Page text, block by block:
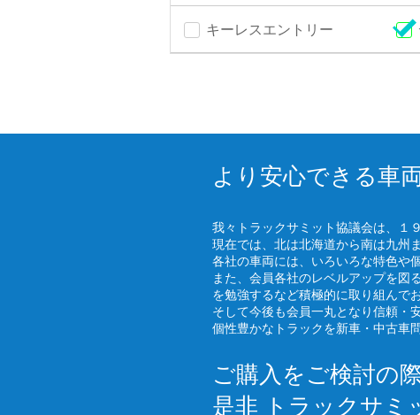
キーレスエントリー
より安心できる車
我々トラックサミット協議会は、１
現在では、北は北海道から南は九州
各社の車両には、いろいろな特色や
また、会員各社のレベルアップを図
を勉強するなど積極的に取り組んで
そして今後も会員一丸となり信頼・
個性豊かなトラックを新車・中古車
ご購入をご検討の
是非 トラックサミ